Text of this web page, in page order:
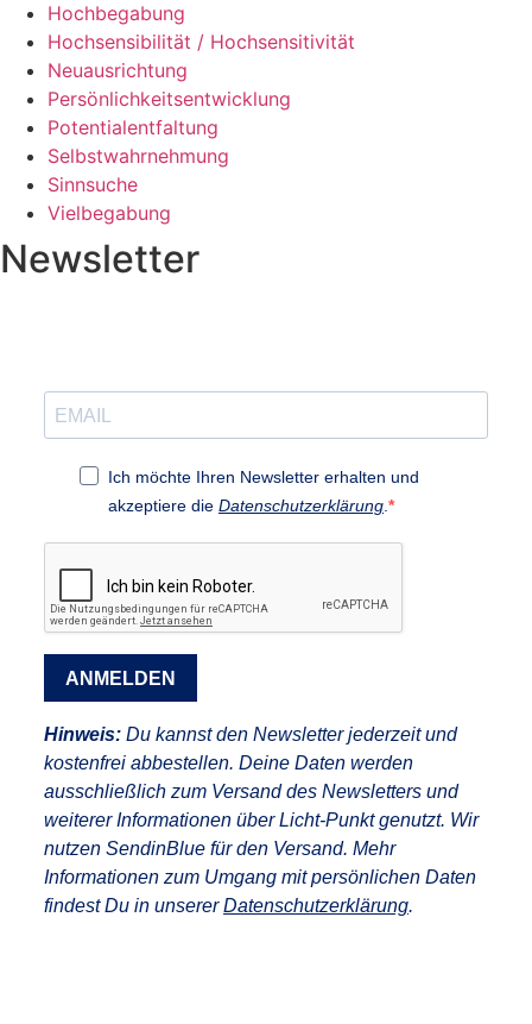
Hochbegabung
Hochsensibilität / Hochsensitivität
Neuausrichtung
Persönlichkeitsentwicklung
Potentialentfaltung
Selbstwahrnehmung
Sinnsuche
Vielbegabung
Newsletter
Ich möchte Ihren Newsletter erhalten und
akzeptiere die Datenschutzerklärung.
ANMELDEN
Hinweis: Du kannst den Newsletter jederzeit und
kostenfrei abbestellen. Deine Daten werden
ausschließlich zum Versand des Newsletters und
weiterer Informationen über Licht-Punkt genutzt. Wir
nutzen SendinBlue für den Versand. Mehr
Informationen zum Umgang mit persönlichen Daten
findest Du in unsererDatenschutzerklärung.